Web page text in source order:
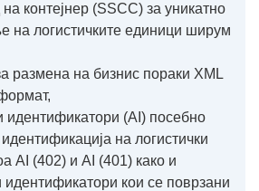
контејнер (SSCC) за уникатно
на логистичките единици ширум
размена на бизнис пораки XML
идентификатори (AI) посебно
на логистички
AI (402) и AI (401) како и
идентификатори кои се поврзани